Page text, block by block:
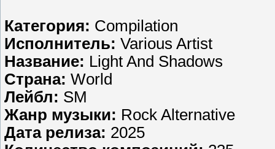
Категория: Compilation
Исполнитель: Various Artist
Название: Light And Shadows
Страна: World
Лейбл: SM
Жанр музыки: Rock Alternative
Дата релиза: 2025